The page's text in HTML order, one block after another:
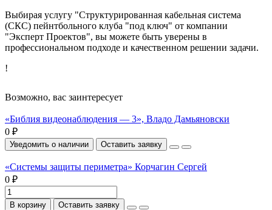
Выбирая услугу "Структурированная кабельная система
(СКС) пейнтбольного клуба "под ключ" от компании
"Эксперт Проектов", вы можете быть уверены в
профессиональном подходе и качественном решении задачи.
!
Возможно, вас заинтересует
«Библия видеонаблюдения — 3», Владо Дамьяновски
0 ₽
Уведомить о наличии Оставить заявку
«Системы защиты периметра» Корчагин Сергей
0 ₽
В корзину Оставить заявку